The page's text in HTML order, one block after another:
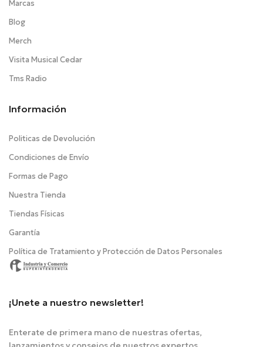
Marcas
Blog
Merch
Visita Musical Cedar
Tms Radio
Información
Politicas de Devolución
Condiciones de Envío
Formas de Pago
Nuestra Tienda
Tiendas Físicas
Garantía
Política de Tratamiento y Protección de Datos Personales
¡Unete a nuestro newsletter!
Enterate de primera mano de nuestras ofertas,